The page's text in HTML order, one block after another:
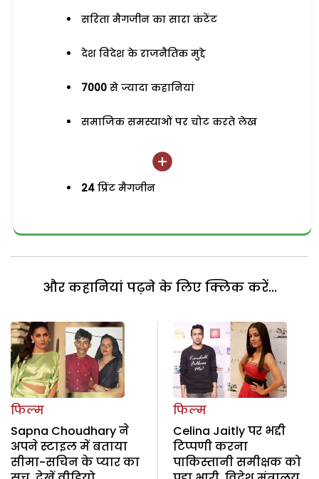
सरिता मैगजीन का सारा कंटेंट
देश विदेश के राजनैतिक मुद्दे
7000 से ज्यादा कहानियां
समाजिक समस्याओं पर चोट करते लेख
24 प्रिंट मैगजीन
और कहानियां पढ़ने के लिए क्लिक करें...
फिल्म
Sapna Choudhary ने
अपने स्टाइल में बताया
सीमा-सचिन के प्यार का
फिल्म
Celina Jaitly पर भद्दी
टिप्पणी करना
पाकिस्तानी समीक्षक को